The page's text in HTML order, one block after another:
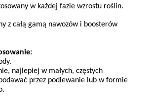
w każdej fazie wzrostu roślin.
z całą gamą nawozów i boosterów
najlepiej w małych, częstych
przez podlewanie lub w formie